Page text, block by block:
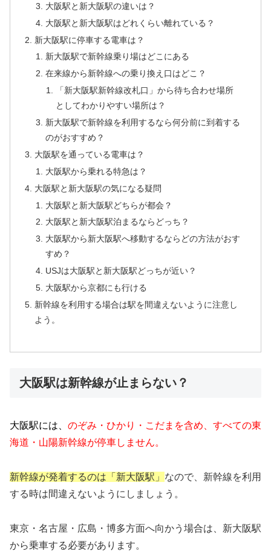
大阪駅と新大阪駅の違いは？
大阪駅と新大阪駅はどれくらい離れている？
新大阪駅に停車する電車は？
新大阪駅で新幹線乗り場はどこにある
在来線から新幹線への乗り換え口はどこ？
「新大阪駅新幹線改札口」から待ち合わせ場所
としてわかりやすい場所は？
新大阪駅で新幹線を利用するなら何分前に到着する
のがおすすめ？
大阪駅を通っている電車は？
大阪駅から乗れる特急は？
大阪駅と新大阪駅の気になる疑問
大阪駅と新大阪駅どちらが都会？
大阪駅と新大阪駅泊まるならどっち？
大阪駅から新大阪駅へ移動するならどの方法がおす
すめ？
USJは大阪駅と新大阪駅どっちが近い？
大阪駅から京都にも行ける
新幹線を利用する場合は駅を間違えないように注意し
よう。
大阪駅は新幹線が止まらない？
大阪駅には、 のぞみ・ひかり・こだまを含め、すべての東
海道・山陽新幹線が停車しません。
新幹線が発着するのは「新大阪駅」 なので、新幹線を利用
する時は間違えないようにしましょう。
東京・名古屋・広島・博多方面へ向かう場合は、新大阪駅
から乗車する必要があります。